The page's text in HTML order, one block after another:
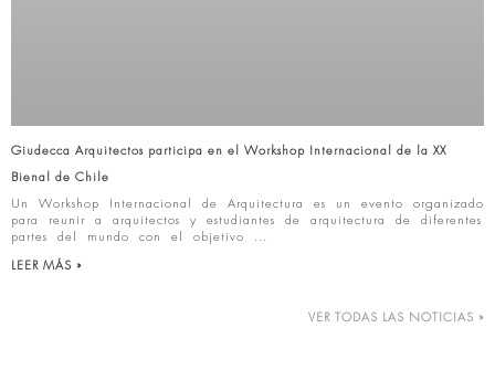
Giudecca Arquitectos participa en el Workshop Internacional de la XX
Bienal de Chile
Un Workshop Internacional de Arquitectura es un evento organizado
para reunir a arquitectos y estudiantes de arquitectura de diferentes
partes del mundo con el objetivo
LEER MÁS »
VER TODAS LAS NOTICIAS »